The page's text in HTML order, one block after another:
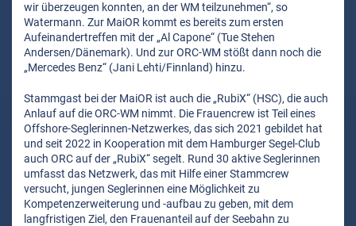
wir überzeugen konnten, an der WM teilzunehmen“, so
Watermann. Zur MaiOR kommt es bereits zum ersten
Aufeinandertreffen mit der „Al Capone“ (Tue Stehen
Andersen/Dänemark). Und zur ORC-WM stößt dann noch die
„Mercedes Benz“ (Jani Lehti/Finnland) hinzu.
Stammgast bei der MaiOR ist auch die „RubiX“ (HSC), die auch
Anlauf auf die ORC-WM nimmt. Die Frauencrew ist Teil eines
Offshore-Seglerinnen-Netzwerkes, das sich 2021 gebildet hat
und seit 2022 in Kooperation mit dem Hamburger Segel-Club
auch ORC auf der „RubiX“ segelt. Rund 30 aktive Seglerinnen
umfasst das Netzwerk, das mit Hilfe einer Stammcrew
versucht, jungen Seglerinnen eine Möglichkeit zu
Kompetenzerweiterung und -aufbau zu geben, mit dem
langfristigen Ziel, den Frauenanteil auf der Seebahn zu